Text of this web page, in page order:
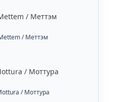
/ Меттэм
/ Моттура